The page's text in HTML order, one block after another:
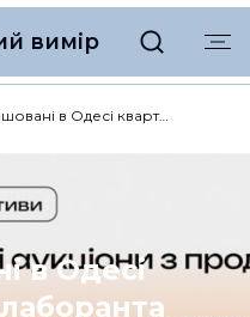
вимір
Розташовані в Одесі квартири колаборанта Сальдо та російського олігарха Шелкова продали з аукціонів
в Одесі